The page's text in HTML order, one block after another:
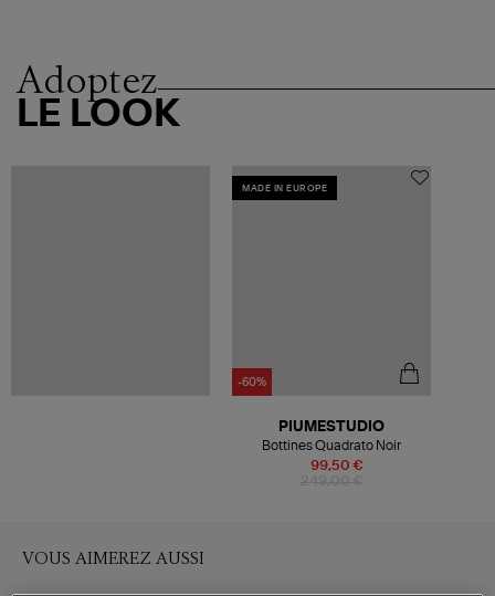
Adoptez
LE LOOK
MADE IN EUROPE
-60%
99,50 €
PIUMESTUDIO
Bottines Quadrato Noir
VOUS AIMEREZ AUSSI